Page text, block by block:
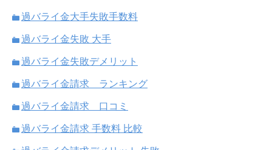
過バライ金大手失敗手数料
過バライ金失敗 大手
過バライ金失敗デメリット
過バライ金請求 ランキング
過バライ金請求 口コミ
過バライ金請求 手数料 比較